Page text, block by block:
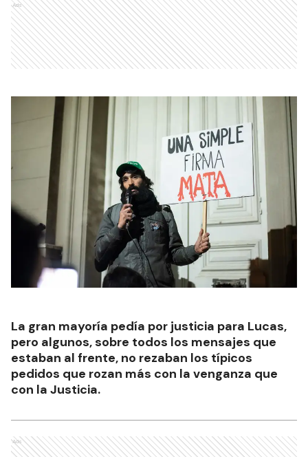
Ads
La gran mayoría pedía por justicia para Lucas,
pero algunos, sobre todos los mensajes que
estaban al frente, no rezaban los típicos
pedidos que rozan más con la venganza que
con la Justicia.
Ads